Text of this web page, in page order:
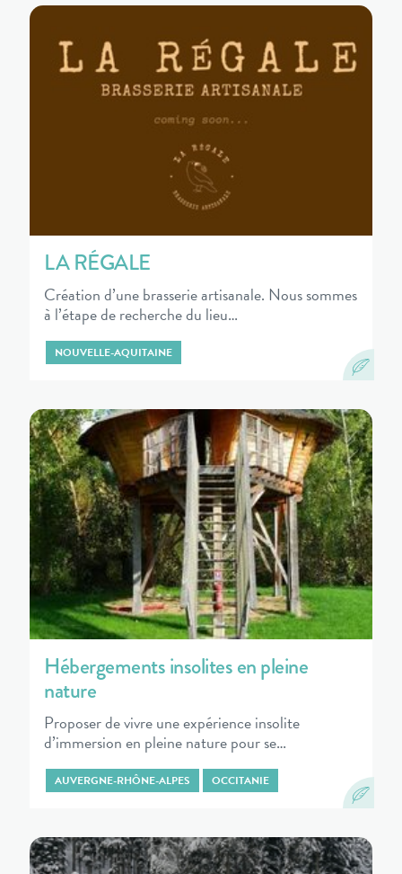
LA RÉGALE
Création d’une brasserie artisanale. Nous sommes
à l’étape de recherche du lieu…
NOUVELLE-AQUITAINE
Hébergements insolites en pleine
nature
Proposer de vivre une expérience insolite
d’immersion en pleine nature pour se…
AUVERGNE-RHÔNE-ALPES OCCITANIE